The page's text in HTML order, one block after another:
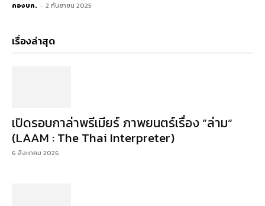
กองบก. - 2 กันยายน 2025
เรื่องล่าสุด
เปิดรอบกาล่าพรีเมียร์ ภาพยนตร์เรื่อง ”ล่าม“
(LAAM : The Thai Interpreter)
6 สิงหาคม 2026